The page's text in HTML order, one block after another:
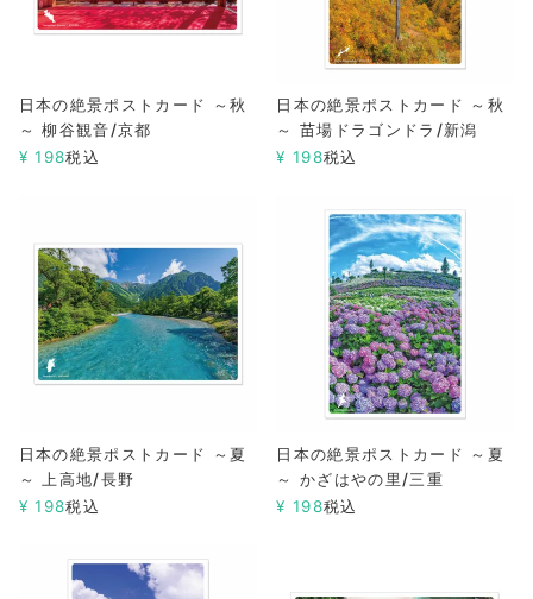
日本の絶景ポストカード ～秋
～ 柳谷観音/京都
¥ 198税込
日本の絶景ポストカード ～秋
～ 苗場ドラゴンドラ/新潟
¥ 198税込
日本の絶景ポストカード ～夏
～ 上高地/長野
¥ 198税込
日本の絶景ポストカード ～夏
～ かざはやの里/三重
¥ 198税込